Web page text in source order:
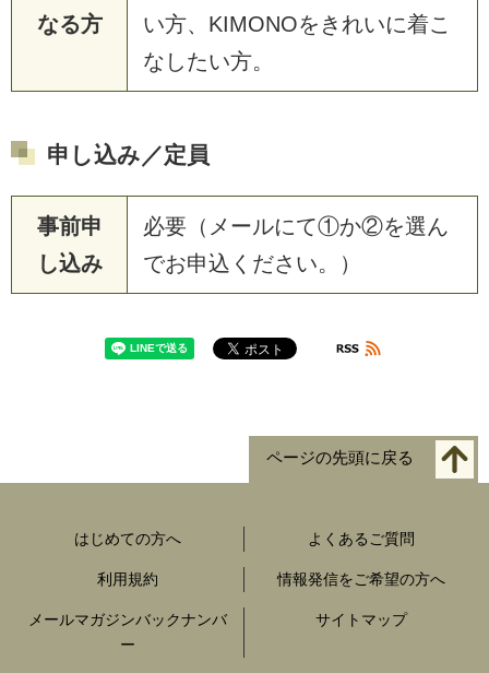
なる方
い方、KIMONOをきれいに着こ
なしたい方。
申し込み／定員
事前申
し込み
必要（メールにて①か②を選ん
でお申込ください。）
ページの先頭に戻る
はじめての方へ よくあるご質問
利用規約 情報発信をご希望の方へ
メールマガジンバックナンバ
ー
サイトマップ